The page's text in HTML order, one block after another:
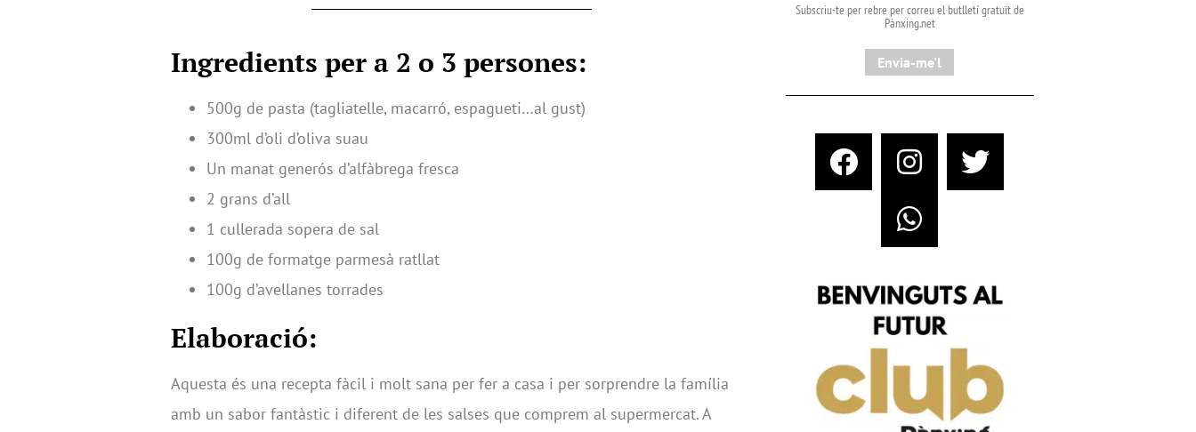
Ingredients per a 2 o 3 persones:
500g de pasta (tagliatelle, macarró, espagueti…al gust)
300ml d’oli d’oliva suau
Un manat generós d’alfàbrega fresca
2 grans d’all
1 cullerada sopera de sal
100g de formatge parmesà ratllat
100g d’avellanes torrades
Elaboració:
Aquesta és una recepta fàcil i molt sana per fer a casa i per sorprendre la família
amb un sabor fantàstic i diferent de les salses que comprem al supermercat. A
Subscriu-te per rebre per correu el butlletí gratuït de
Pànxing.net​
Envia-me'l